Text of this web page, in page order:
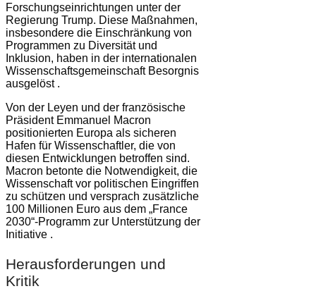
Forschungseinrichtungen unter der
Regierung Trump. Diese Maßnahmen,
insbesondere die Einschränkung von
Programmen zu Diversität und
Inklusion, haben in der internationalen
Wissenschaftsgemeinschaft Besorgnis
ausgelöst .
Von der Leyen und der französische
Präsident Emmanuel Macron
positionierten Europa als sicheren
Hafen für Wissenschaftler, die von
diesen Entwicklungen betroffen sind.
Macron betonte die Notwendigkeit, die
Wissenschaft vor politischen Eingriffen
zu schützen und versprach zusätzliche
100 Millionen Euro aus dem „France
2030“-Programm zur Unterstützung der
Initiative .
Herausforderungen und
Kritik